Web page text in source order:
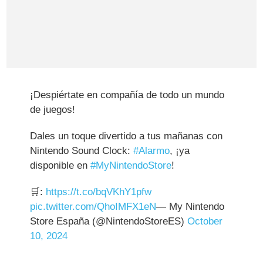
¡Despiértate en compañía de todo un mundo
de juegos!
Dales un toque divertido a tus mañanas con
Nintendo Sound Clock:#Alarmo, ¡ya
disponible en#MyNintendoStore!
🛒: https://t.co/bqVKhY1pfw
pic.twitter.com/QhoIMFX1eN— My Nintendo
Store España (@NintendoStoreES)October
10, 2024